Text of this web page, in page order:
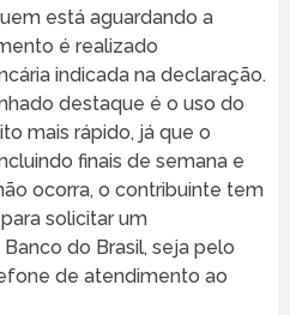
está aguardando a
é realizado
indicada na declaração.
destaque é o uso do
mais rápido, já que o
finais de semana e
ocorra, o contribuinte tem
solicitar um
do Brasil, seja pelo
de atendimento ao